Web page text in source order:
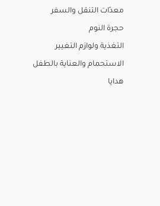
معدّات التنقل والسفر
حجرة النوم
التغذية ولوازم التغيير
الاستحمام والعناية بالطفل
هدايا